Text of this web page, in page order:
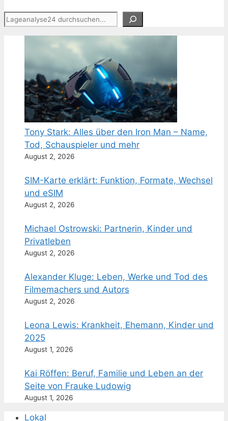
Suchen
Tony Stark: Alles über den Iron Man – Name,
Tod, Schauspieler und mehr
August 2, 2026
SIM-Karte erklärt: Funktion, Formate, Wechsel
und eSIM
August 2, 2026
Michael Ostrowski: Partnerin, Kinder und
Privatleben
August 2, 2026
Alexander Kluge: Leben, Werke und Tod des
Filmemachers und Autors
August 2, 2026
Leona Lewis: Krankheit, Ehemann, Kinder und
2025
August 1, 2026
Kai Röffen: Beruf, Familie und Leben an der
Seite von Frauke Ludowig
August 1, 2026
Lokal